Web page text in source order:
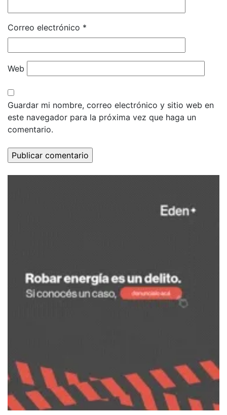
Correo electrónico *
Web
Guardar mi nombre, correo electrónico y sitio web en
este navegador para la próxima vez que haga un
comentario.